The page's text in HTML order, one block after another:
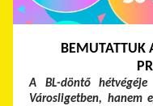
BEMUTATTUK
A BL-döntő
Városligetben, hanem